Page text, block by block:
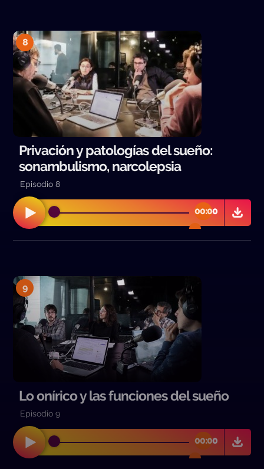
8
Privación y patologías del sueño:
sonambulismo, narcolepsia
Episodio 8
00:00
00:00
9
Lo onírico y las funciones del sueño
Episodio 9
00:00
00:00